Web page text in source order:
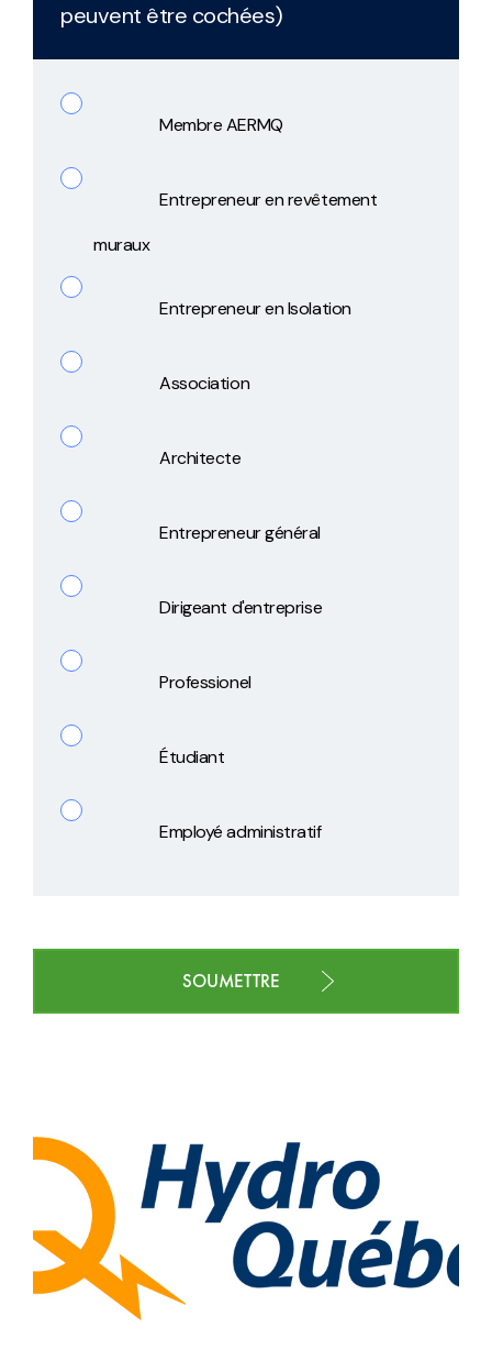
peuvent être cochées)
Membre AERMQ
Entrepreneur en revêtement
muraux
Entrepreneur en Isolation
Association
Architecte
Entrepreneur général
Dirigeant d'entreprise
Professionel
Étudiant
Employé administratif